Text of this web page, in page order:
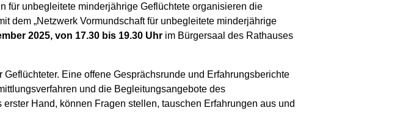
für unbegleitete minderjährige Geflüchtete organisieren die
dem „Netzwerk Vormundschaft für unbegleitete minderjährige
2025, von 17.30 bis 19.30 Uhr im Bürgersaal des Rathauses
Eine offene Gesprächsrunde und Erfahrungsberichte
und die Begleitungsangebote des
Hand, können Fragen stellen, tauschen Erfahrungen aus und